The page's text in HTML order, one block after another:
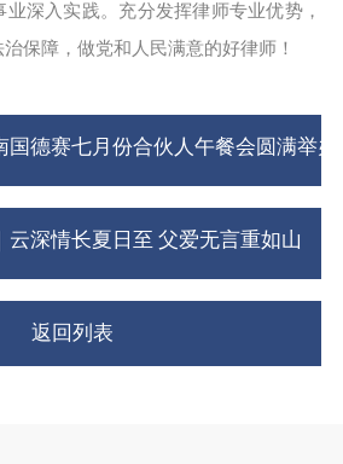
深入实践。充分发挥律师专业优势，
保障，做党和人民满意的好律师！
国德赛七月份合伙人午餐会圆满举办
云深情长夏日至 父爱无言重如山
返回列表